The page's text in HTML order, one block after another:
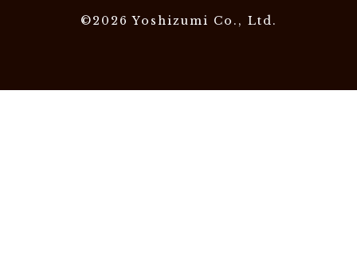
©2026 Yoshizumi Co., Ltd.